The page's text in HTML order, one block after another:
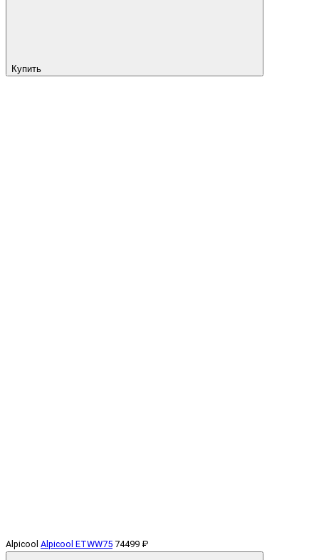
Купить
Alpicool Alpicool ETWW75 74499 ₽